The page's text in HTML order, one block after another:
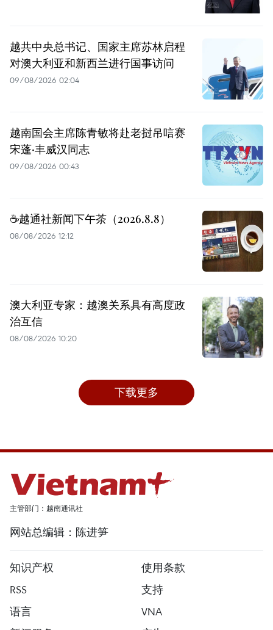
越共中央总书记、国家主席苏林启程
对澳大利亚和新西兰进行国事访问
09/08/2026 02:04
越南国会主席陈青敏将赴老挝吊唁赛
宋蓬·丰威汉同志
09/08/2026 00:43
☕️越通社新闻下午茶（2026.8.8）
08/08/2026 12:12
澳大利亚专家：越澳关系具有高度政
治互信
08/08/2026 10:20
下载更多
主管部门：越南通讯社
网站总编辑：陈进笋
知识产权
使用条款
RSS
支持
语言
VNA